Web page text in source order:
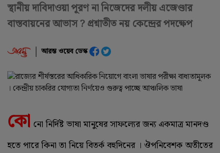
স্থানীয় দাবিদাওয়া পূরণ না নিজেদের দলীয় এজেণ্ডার
বাস্তবায়নের আভাস ? প্রশ্নাতীত নয় কেন্দ্রের পদক্ষেপ
আরম্ভ ওয়েব ডেস্ক
কো নো নির্দিষ্ট ভাষা মানুষের সাফল্যের জন্য একমাত্র মানদণ্ড
হতে পারে কিনা তা নিয়ে বিতর্ক বহুদিনের । ঔপনিবেশক অতীতের